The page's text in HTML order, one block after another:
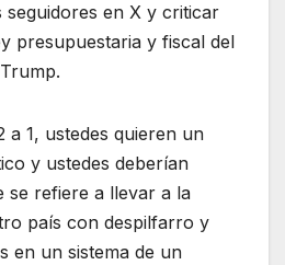
seguidores en X y criticar
presupuestaria y fiscal del
a 1, ustedes quieren un
y ustedes deberían
se refiere a llevar a la
país con despilfarro y
en un sistema de un